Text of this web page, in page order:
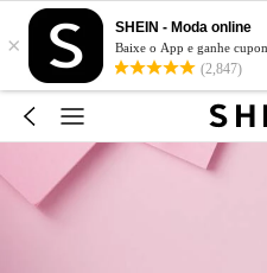
×
SHEIN - Moda online
Baixe o App e ganhe
(2,847)